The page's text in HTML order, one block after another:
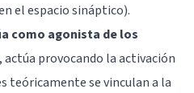
el espacio sináptico).
como agonista de los
actúa provocando la activación
teóricamente se vinculan a la